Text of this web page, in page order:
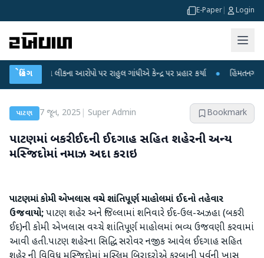
E-Paper Login
બ્રેકિંગલીકના આરોપો પર રાહુલ ગાંધીએ કેન્દ્ર પર પ્રહાર કર્યા ● હિંમતનગરમાં
પાટણ 7 જૂન, 2025 Super Admin Bookmark
પાટણમાં બકરી ઈદની ઈદગાહ સહિત શહેરની અન્ય
મસ્જિદોમાં નમાઝ અદા કરાઇ
પાટણમાં કોમી એખલાસ વચ્ચે શાંતિપૂર્ણ માહોલમાં ઈદનો તહેવાર
ઉજવાયો;પાટણ શહેર અને જિલ્લામાં શનિવારે ઈદ-ઉલ-અઝહા (બકરી
ઈદ)ની કોમી એખલાસ વચ્ચે શાંતિપૂર્ણ માહોલમાં ભવ્ય ઉજવણી કરવામાં
આવી હતી.પાટણ શહેરના સિદ્ધિ સરોવર નજીક આવેલ ઈદગાહ સહિત